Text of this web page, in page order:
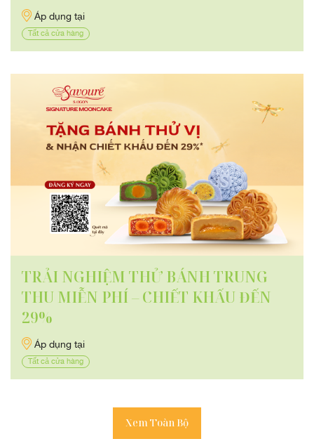
Áp dụng tại
Tất cả cửa hàng
TRẢI NGHIỆM THỬ BÁNH TRUNG
THU MIỄN PHÍ – CHIẾT KHẤU ĐẾN
29%
Áp dụng tại
Tất cả cửa hàng
Xem Toàn Bộ